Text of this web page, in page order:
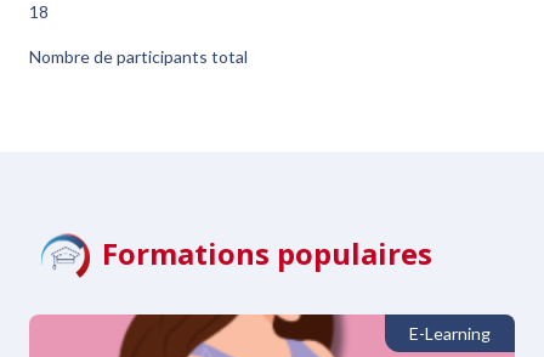
18
Nombre de participants total
Formations populaires
E-Learning